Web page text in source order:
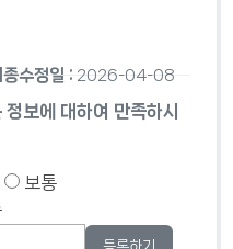
종수정일 : 2026-04-08
보에 대하여 만족하시
보통